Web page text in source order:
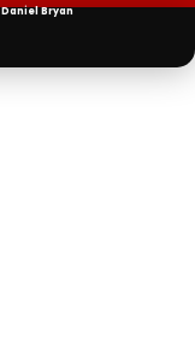
Daniel Bryan